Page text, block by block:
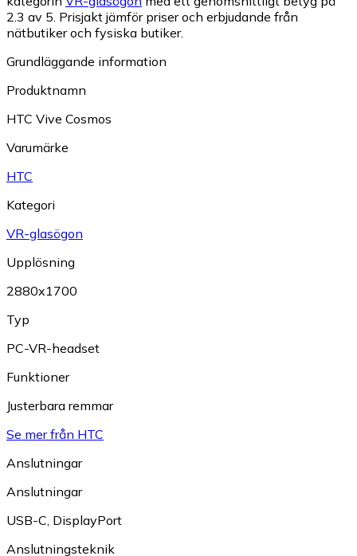
2.3 av 5. Prisjakt jämför priser och erbjudande från
nätbutiker och fysiska butiker.
Grundläggande information
Produktnamn
HTC Vive Cosmos
Varumärke
HTC
Kategori
VR-glasögon
Upplösning
2880x1700
Typ
PC-VR-headset
Funktioner
Justerbara remmar
Se mer från HTC
Anslutningar
Anslutningar
USB-C DisplayPort
Anslutningsteknik